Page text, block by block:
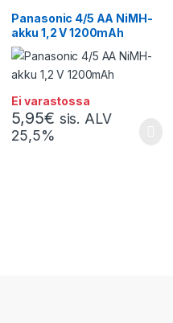
Panasonic 4/5 AA NiMH-
akku 1,2 V 1200mAh
Ei varastossa
5,95€ sis. ALV
25,5%